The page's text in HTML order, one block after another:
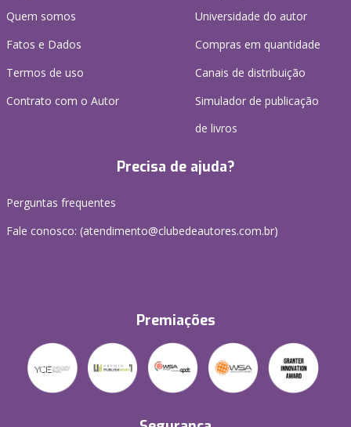
Quem somos
Fatos e Dados
Termos de uso
Contrato com o Autor
Universidade do autor
Compras em quantidade
Canais de distribuição
Simulador de publicação
de livros
Precisa de ajuda?
Perguntas frequentes
Fale conosco: (atendimento@clubedeautores.com.br)
Premiações